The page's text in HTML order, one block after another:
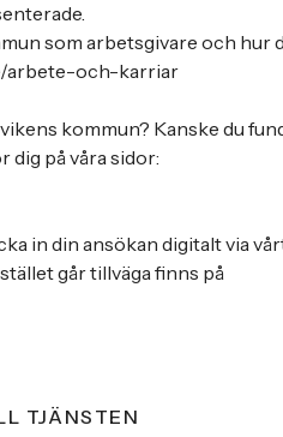
som arbetsgivare och hur
arbete-och-karriar
kommun? Kanske du
dig på våra sidor:
in din ansökan digitalt via
går tillväga finns på
TJÄNSTEN